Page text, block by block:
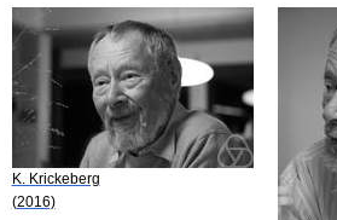
K. Krickeberg
(2016)